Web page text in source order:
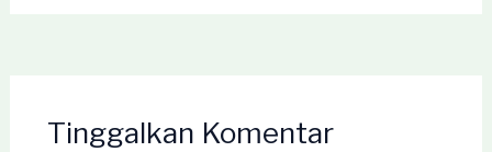
Tinggalkan Komentar